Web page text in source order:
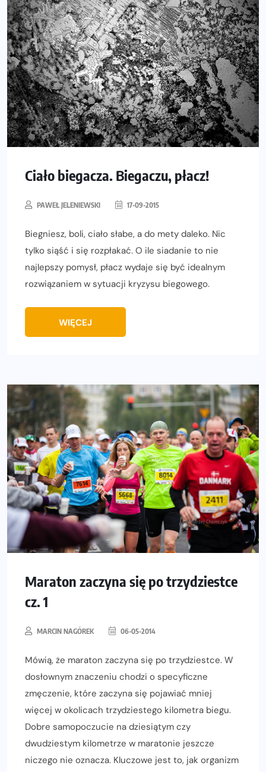
Ciało biegacza. Biegaczu, płacz!
PAWEŁ JELENIEWSKI 17-09-2015
Biegniesz, boli, ciało słabe, a do mety daleko. Nic
tylko siąść i się rozpłakać. O ile siadanie to nie
najlepszy pomysł, płacz wydaje się być idealnym
rozwiązaniem w sytuacji kryzysu biegowego.
WIĘCEJ
Maraton zaczyna się po trzydziestce
cz. 1
MARCIN NAGÓREK 06-05-2014
Mówią, że maraton zaczyna się po trzydziestce. W
dosłownym znaczeniu chodzi o specyficzne
zmęczenie, które zaczyna się pojawiać mniej
więcej w okolicach trzydziestego kilometra biegu.
Dobre samopoczucie na dziesiątym czy
dwudziestym kilometrze w maratonie jeszcze
niczego nie oznacza. Kluczowe jest to, jak organizm